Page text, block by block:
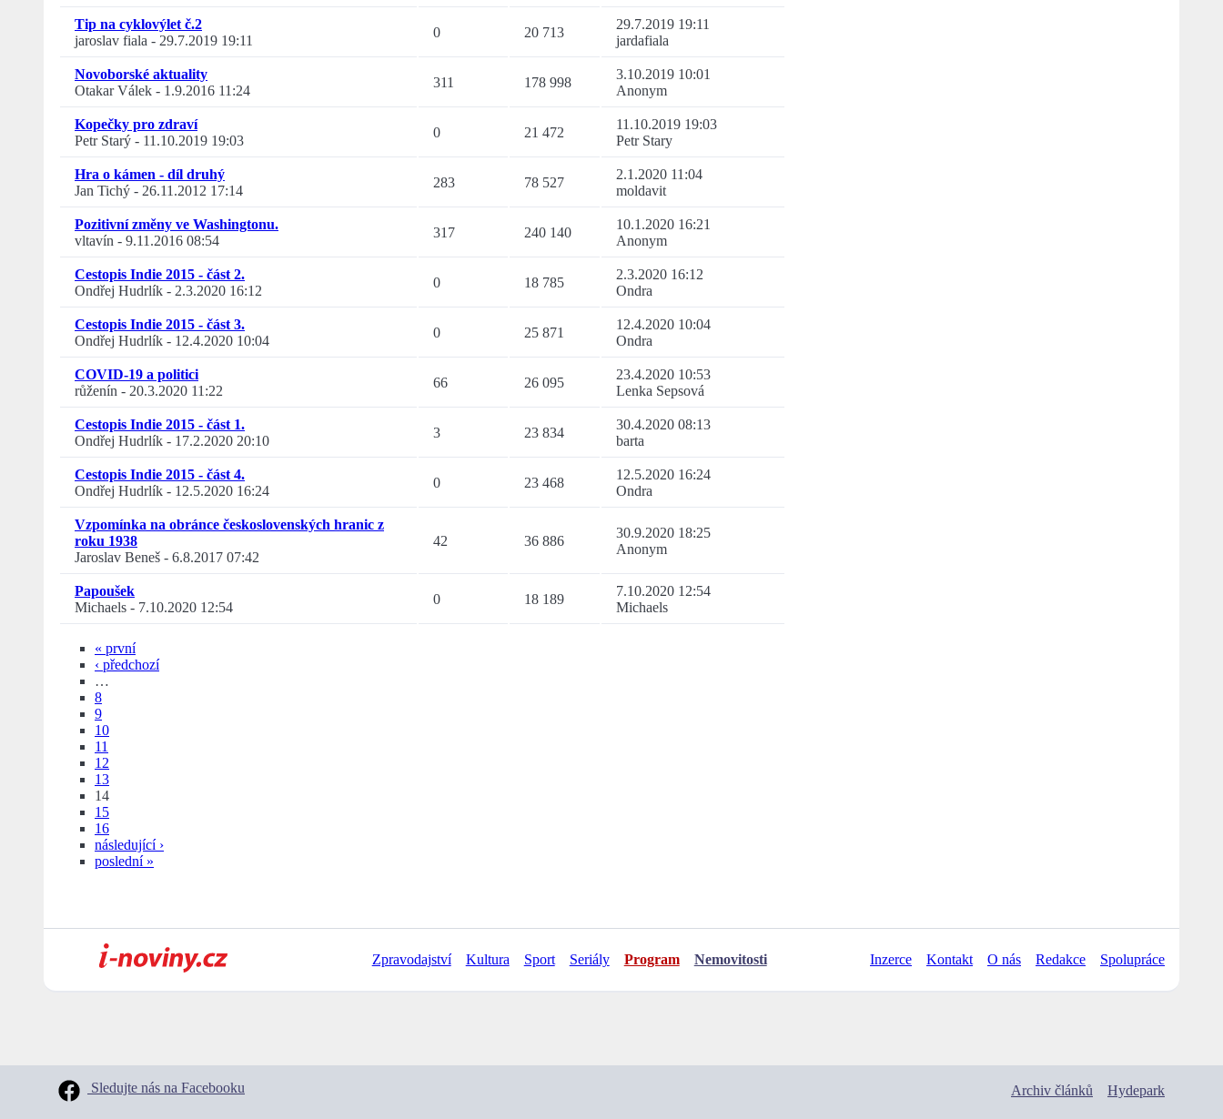
Tip na cyklovýlet č.2
jaroslav fiala - 29.7.2019 19:11
0 20 713
29.7.2019 19:11
jardafiala
Novoborské aktuality
Otakar Válek - 1.9.2016 11:24
311 178 998
3.10.2019 10:01
Anonym
Kopečky pro zdraví
Petr Starý - 11.10.2019 19:03
0 21 472
11.10.2019 19:03
Petr Stary
Hra o kámen - díl druhý
Jan Tichý - 26.11.2012 17:14
283 78 527
2.1.2020 11:04
moldavit
Pozitivní změny ve Washingtonu.
vltavín - 9.11.2016 08:54
317 240 140
10.1.2020 16:21
Anonym
Cestopis Indie 2015 - část 2.
Ondřej Hudrlík - 2.3.2020 16:12
0 18 785
2.3.2020 16:12
Ondra
Cestopis Indie 2015 - část 3.
Ondřej Hudrlík - 12.4.2020 10:04
0 25 871
12.4.2020 10:04
Ondra
COVID-19 a politici
růženín - 20.3.2020 11:22
66 26 095
23.4.2020 10:53
Lenka Sepsová
Cestopis Indie 2015 - část 1.
Ondřej Hudrlík - 17.2.2020 20:10
3 23 834
30.4.2020 08:13
barta
Cestopis Indie 2015 - část 4.
Ondřej Hudrlík - 12.5.2020 16:24
0 23 468
12.5.2020 16:24
Ondra
Vzpomínka na obránce československých hranic z
roku 1938
Jaroslav Beneš - 6.8.2017 07:42
42 36 886
30.9.2020 18:25
Anonym
Papoušek
Michaels - 7.10.2020 12:54
0 18 189
7.10.2020 12:54
Michaels
« první
‹ předchozí
…
8
9
10
11
12
13
14
15
16
následující ›
poslední »
Zpravodajství Kultura Sport Seriály Program Nemovitosti Inzerce Kontakt O nás Redakce Spolupráce
Sledujte nás na Facebooku Archiv článků Hydepark